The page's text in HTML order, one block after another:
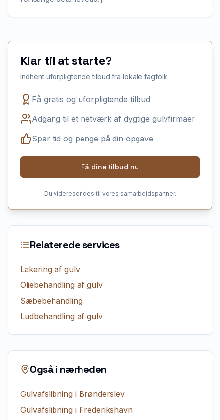
Klar til at starte?
Indhent uforpligtende tilbud fra lokale fagfolk.
Få gratis og uforpligtende tilbud
Adgang til et netværk af dygtige gulvfirmaer
Spar tid og penge på din opgave
Få dine tilbud nu
Du videresendes til vores samarbejdspartner.
Relaterede services
Lakering af gulv
Oliebehandling af gulv
Sæbebehandling
Ludbehandling af gulv
Også i nærheden
Gulvafslibning i Brønderslev
Gulvafslibning i Frederikshavn